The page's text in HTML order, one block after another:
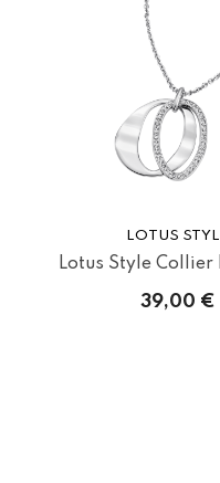
LOTUS
Lotus Style Collier
39,00 €